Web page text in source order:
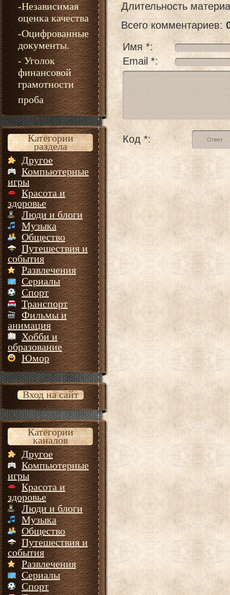
-Независимая
оценка качества
-Оцифрованные
документы.
- Уголок
финансовой
грамотности
проба
Категории
раздела
Другое
Компьютерные
игры
Красота и
здоровье
Люди и блоги
Музыка
Общество
Путешествия и
события
Развлечения
Сериалы
Спорт
Транспорт
Фильмы и
анимация
Хобби и
образование
Юмор
Вход на сайт
Категории
каналов
Другое
Компьютерные
игры
Красота и
здоровье
Люди и блоги
Музыка
Общество
Путешествия и
события
Развлечения
Сериалы
Спорт
Длительность
Всего комментариев:
Имя *:
Email *:
Код *: